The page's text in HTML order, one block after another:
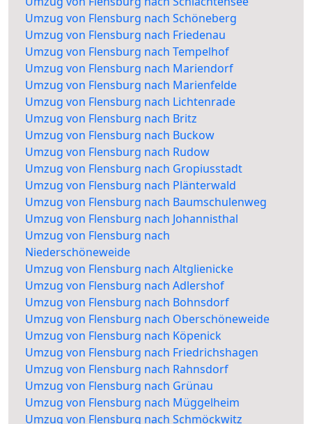
Umzug von Flensburg nach Schöneberg
Umzug von Flensburg nach Friedenau
Umzug von Flensburg nach Tempelhof
Umzug von Flensburg nach Mariendorf
Umzug von Flensburg nach Marienfelde
Umzug von Flensburg nach Lichtenrade
Umzug von Flensburg nach Britz
Umzug von Flensburg nach Buckow
Umzug von Flensburg nach Rudow
Umzug von Flensburg nach Gropiusstadt
Umzug von Flensburg nach Plänterwald
Umzug von Flensburg nach Baumschulenweg
Umzug von Flensburg nach Johannisthal
Umzug von Flensburg nach
Niederschöneweide
Umzug von Flensburg nach Altglienicke
Umzug von Flensburg nach Adlershof
Umzug von Flensburg nach Bohnsdorf
Umzug von Flensburg nach Oberschöneweide
Umzug von Flensburg nach Köpenick
Umzug von Flensburg nach Friedrichshagen
Umzug von Flensburg nach Rahnsdorf
Umzug von Flensburg nach Grünau
Umzug von Flensburg nach Müggelheim
Umzug von Flensburg nach Schmöckwitz